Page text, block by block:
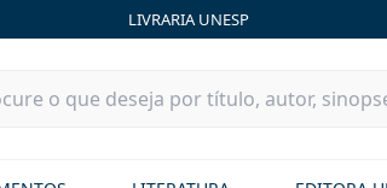
LIVRARIA UNESP